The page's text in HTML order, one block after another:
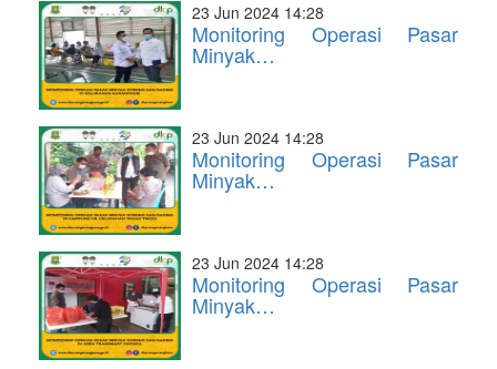
23 Jun 2024 14:28
Monitoring Operasi Pasar
Minyak…
23 Jun 2024 14:28
Monitoring Operasi Pasar
Minyak…
23 Jun 2024 14:28
Monitoring Operasi Pasar
Minyak…